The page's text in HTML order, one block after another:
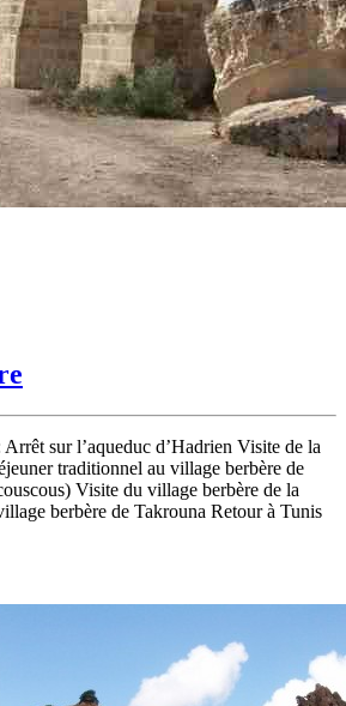
sur l’aqueduc d’Hadrien Visite de la
traditionnel au village berbère de
Visite du village berbère de la
berbère de Takrouna Retour à Tunis